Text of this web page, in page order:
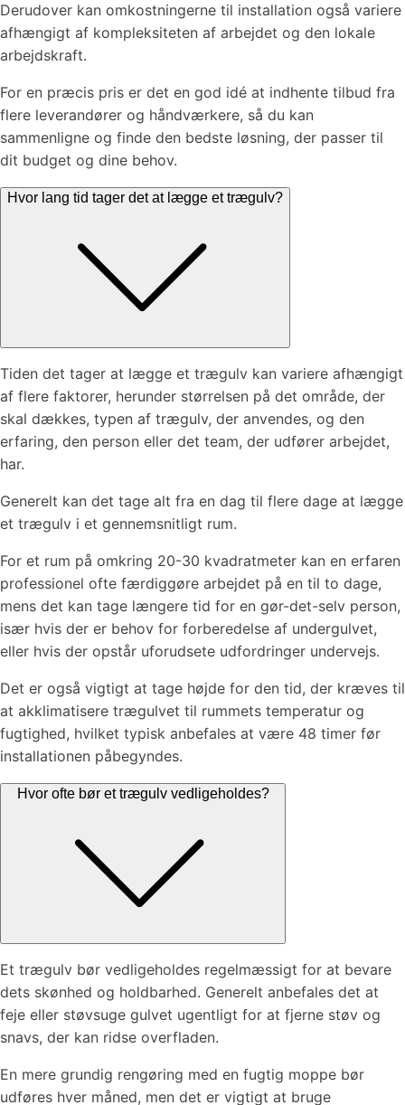
Derudover kan omkostningerne til installation også variere
afhængigt af kompleksiteten af arbejdet og den lokale
arbejdskraft.
For en præcis pris er det en god idé at indhente tilbud fra
flere leverandører og håndværkere, så du kan
sammenligne og finde den bedste løsning, der passer til
dit budget og dine behov.
Hvor lang tid tager det at lægge et trægulv?
Tiden det tager at lægge et trægulv kan variere afhængigt
af flere faktorer, herunder størrelsen på det område, der
skal dækkes, typen af trægulv, der anvendes, og den
erfaring, den person eller det team, der udfører arbejdet,
har.
Generelt kan det tage alt fra en dag til flere dage at lægge
et trægulv i et gennemsnitligt rum.
For et rum på omkring 20-30 kvadratmeter kan en erfaren
professionel ofte færdiggøre arbejdet på en til to dage,
mens det kan tage længere tid for en gør-det-selv person,
især hvis der er behov for forberedelse af undergulvet,
eller hvis der opstår uforudsete udfordringer undervejs.
Det er også vigtigt at tage højde for den tid, der kræves til
at akklimatisere trægulvet til rummets temperatur og
fugtighed, hvilket typisk anbefales at være 48 timer før
installationen påbegyndes.
Hvor ofte bør et trægulv vedligeholdes?
Et trægulv bør vedligeholdes regelmæssigt for at bevare
dets skønhed og holdbarhed. Generelt anbefales det at
feje eller støvsuge gulvet ugentligt for at fjerne støv og
snavs, der kan ridse overfladen.
En mere grundig rengøring med en fugtig moppe bør
udføres hver måned, men det er vigtigt at bruge